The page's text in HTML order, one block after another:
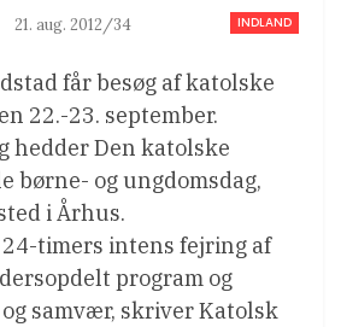
INDLAND
21. aug. 2012/34
får besøg af katolske
22.-23. september.
hedder Den katolske
børne- og ungdomsdag,
i Århus.
24-timers intens fejring af
program og
samvær, skriver Katolsk